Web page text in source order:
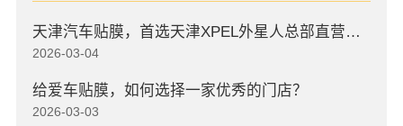
天津汽车贴膜，首选天津XPEL外星人总部直营店，高口碑店
2026-03-04
给爱车贴膜，如何选择一家优秀的门店？
2026-03-03